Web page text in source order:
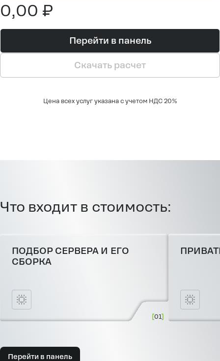
0,00 ₽
Перейти в панель
Скачать расчет
Цена всех услуг указана с учетом НДС 20%
Что входит в стоимость:
ПОДБОР СЕРВЕРА И ЕГО
СБОРКА
01
Перейти в панель